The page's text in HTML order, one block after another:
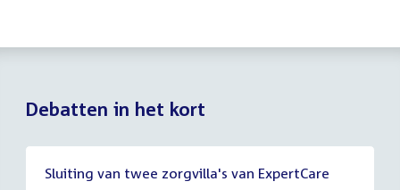
Debatten in het kort
Sluiting van twee zorgvilla's van ExpertCare